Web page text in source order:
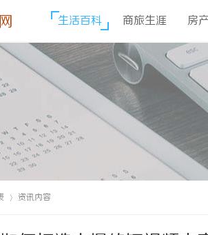
生活百科 商旅生涯 房
资讯内容